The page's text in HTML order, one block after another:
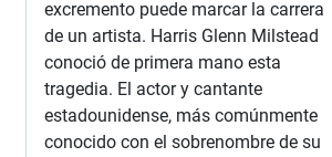
excremento puede marcar la carrera
de un artista. Harris Glenn Milstead
conoció de primera mano esta
tragedia. El actor y cantante
estadounidense, más comúnmente
conocido con el sobrenombre de su